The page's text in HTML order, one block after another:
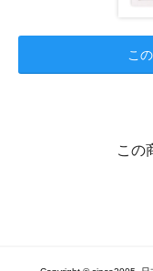
こ
この